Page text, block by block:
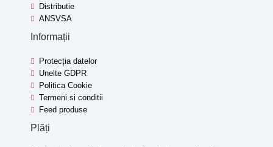
Distributie
ANSVSA
Informații
Protecția datelor
Unelte GDPR
Politica Cookie
Termeni si conditii
Feed produse
Plăți